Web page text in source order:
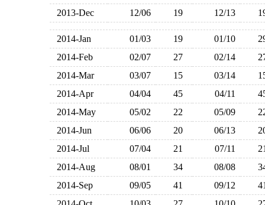
2013-Dec
12/06 19 12/13
2014-Jan 01/03 19 01/10
2014-Feb
02/07 27 02/14
2014-Mar
03/07 15 03/14
2014-Apr
04/04 45 04/11
2014-May
05/02 22 05/09
2014-Jun
06/06 20 06/13
2014-Jul
07/04 21 07/11
2014-Aug
08/01 34 08/08
2014-Sep
09/05 41 09/12